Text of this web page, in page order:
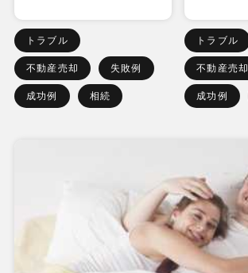
トラブル
不動産売却 失敗例
成功例 相続
トラブル
不動産売却
成功例